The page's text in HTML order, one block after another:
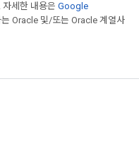
자세한 내용은 Google
Oracle 및/또는 Oracle 계열사